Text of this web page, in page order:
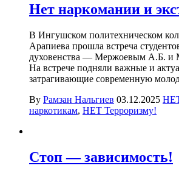
Нет наркомании и
В Ингушском политехническом
Арапиева прошла встреча
духовенства — Мержоевым А.Б. и
На встрече подняли важные и
затрагивающие современную
By Рамзан Нальгиев 03.12.2025
наркотикам, НЕТ Терроризму!
Стоп — зависимость!